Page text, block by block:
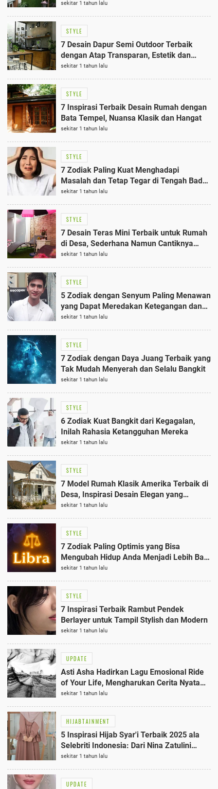
sekitar 1 tahun lalu
STYLE
7 Desain Dapur Semi Outdoor Terbaik
dengan Atap Transparan, Estetik dan
Hemat Energi
sekitar 1 tahun lalu
STYLE
7 Inspirasi Terbaik Desain Rumah dengan
Bata Tempel, Nuansa Klasik dan Hangat
sekitar 1 tahun lalu
STYLE
7 Zodiak Paling Kuat Menghadapi
Masalah dan Tetap Tegar di Tengah Badai
Hidup
sekitar 1 tahun lalu
STYLE
7 Desain Teras Mini Terbaik untuk Rumah
di Desa, Sederhana Namun Cantiknya
Bikin Nyaman
sekitar 1 tahun lalu
STYLE
5 Zodiak dengan Senyum Paling Menawan
yang Dapat Meredakan Ketegangan dan
Menyejukkan Hati
sekitar 1 tahun lalu
STYLE
7 Zodiak dengan Daya Juang Terbaik yang
Tak Mudah Menyerah dan Selalu Bangkit
sekitar 1 tahun lalu
STYLE
6 Zodiak Kuat Bangkit dari Kegagalan,
Inilah Rahasia Ketangguhan Mereka
sekitar 1 tahun lalu
STYLE
7 Model Rumah Klasik Amerika Terbaik di
Desa, Inspirasi Desain Elegan yang
Timeless
sekitar 1 tahun lalu
STYLE
7 Zodiak Paling Optimis yang Bisa
Mengubah Hidup Anda Menjadi Lebih Baik
dan Cerah
sekitar 1 tahun lalu
STYLE
7 Inspirasi Terbaik Rambut Pendek
Berlayer untuk Tampil Stylish dan Modern
sekitar 1 tahun lalu
UPDATE
Asti Asha Hadirkan Lagu Emosional Ride
of Your Life, Mengharukan Cerita Nyata
2025
sekitar 1 tahun lalu
HIJABTAINMENT
5 Inspirasi Hijab Syar'i Terbaik 2025 ala
Selebriti Indonesia: Dari Nina Zatulini
hingga Dara Arafah
sekitar 1 tahun lalu
UPDATE